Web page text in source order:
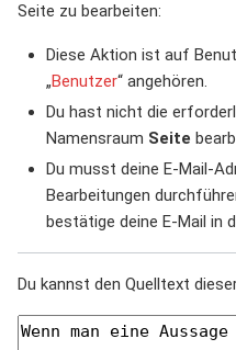
Seite zu bearbeiten:
Diese Aktion ist auf
„Benutzer“ angehören.
Du hast nicht die
Namensraum Seite
Du musst deine E-Mail-
Bearbeitungen
bestätige deine E-Mail in
Du kannst den Quelltext